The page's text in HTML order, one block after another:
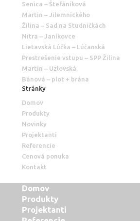
Senica – Štefániková
Martin – Jilemnického
Žilina – Sad na Studničkách
Nitra – Janíkovce
Lietavská Lúčka – Lúčanská
Prestrešenie vstupu – SPP Žilina
Martin – Uzlovská
Bánová – plot + brána
Stránky
Domov
Produkty
Novinky
Projektanti
Referencie
Cenová ponuka
Kontakt
Domov
Produkty
Projektanti